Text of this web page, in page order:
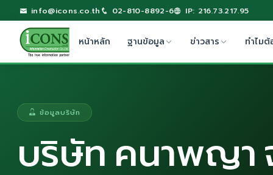
info@icons.co.th 02-810-8892-6 IP: 216.73.217.95
หน้าหลัก ฐานข้อมูล ข่าวสาร ทำไมต้
ข้อมูลบริษัท
บริษัท คนาพญา